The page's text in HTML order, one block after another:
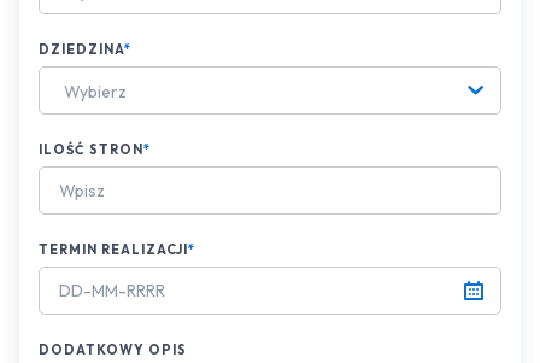
DZIEDZINA*
Wybierz
ILOŚĆ STRON*
TERMIN REALIZACJI *
DODATKOWY OPIS